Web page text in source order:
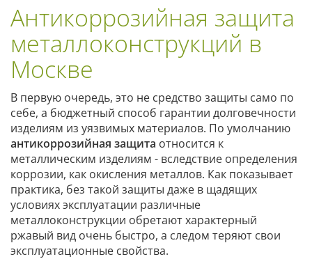
Антикоррозийная защита
металлоконструкций в
Москве
В первую очередь, это не средство защиты само по
себе, а бюджетный способ гарантии долговечности
изделиям из уязвимых материалов. По умолчанию
антикоррозийная защита относится к
металлическим изделиям - вследствие определения
коррозии, как окисления металлов. Как показывает
практика, без такой защиты даже в щадящих
условиях эксплуатации различные
металлоконструкции обретают характерный
ржавый вид очень быстро, а следом теряют свои
эксплуатационные свойства.